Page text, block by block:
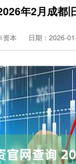
年2月成都
资本 日期：2026-